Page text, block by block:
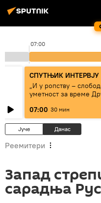
07:00
СПУТЊИК ИНТЕРВЈУ
„И у ропству –
уметност за време
07:00 30 мин
Јуче Данас
Реемитери
Запад
сарадња